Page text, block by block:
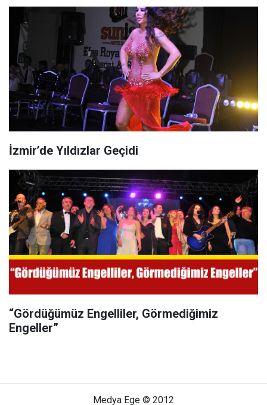
İzmir’de Yıldızlar Geçidi
“Gördüğümüz Engelliler, Görmediğimiz
Engeller”
Medya Ege © 2012